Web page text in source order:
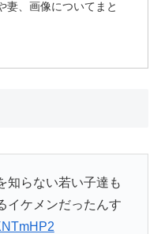
妻、画像についてまと
知らない若い子達も
イケメンだったんす